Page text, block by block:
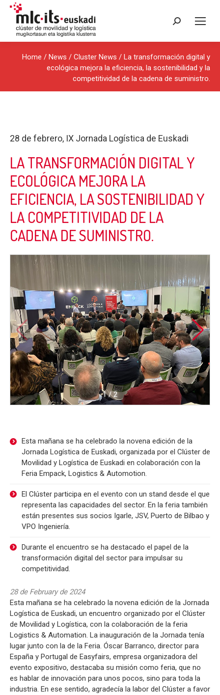
Search:
Home / News / Cluster News / La transformación digital y
ecológica mejora la eficiencia, la sostenibilidad y la
competitividad de la cadena de suministro.
28 de febrero, IX Jornada Logística de Euskadi
LA TRANSFORMACIÓN DIGITAL Y
ECOLÓGICA MEJORA LA
EFICIENCIA, LA SOSTENIBILIDAD Y
LA COMPETITIVIDAD DE LA
CADENA DE SUMINISTRO.
1/2
Esta mañana se ha celebrado la novena edición de la
Jornada Logística de Euskadi, organizada por el Clúster de
Movilidad y Logística de Euskadi en colaboración con la
Feria Empack, Logistics & Automotion.
El Clúster participa en el evento con un stand desde el que
representa las capacidades del sector. En la feria también
están presentes sus socios Igarle, JSV, Puerto de Bilbao y
VPO Ingeniería.
Durante el encuentro se ha destacado el papel de la
transformación digital del sector para impulsar su
competitividad.
28 de February de 2024
Esta mañana se ha celebrado la novena edición de la Jornada
Logística de Euskadi, un encuentro organizado por el Clúster
de Movilidad y Logística, con la colaboración de la feria
Logistics & Automation. La inauguración de la Jornada tenía
lugar junto con la de la Feria. Óscar Barranco, director para
España y Portugal de Easyfairs, empresa organizadora del
evento expositivo, destacaba su misión como feria, que no
es hablar de innovación para unos pocos, sino para toda la
industria. En ese sentido, agradecía la labor del Clúster a favor